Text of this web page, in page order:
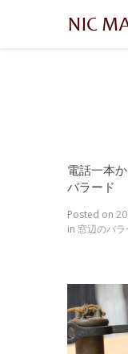
電話一本
バラード
Posted on
in 窓辺のバラ